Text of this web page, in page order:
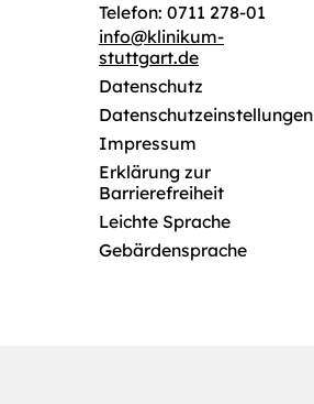
Telefon: 0711 278-01
info@klinikum-
stuttgart.de
Datenschutz
Datenschutzeinstellungen
Impressum
Erklärung zur
Barrierefreiheit
Leichte Sprache
Gebärdensprache